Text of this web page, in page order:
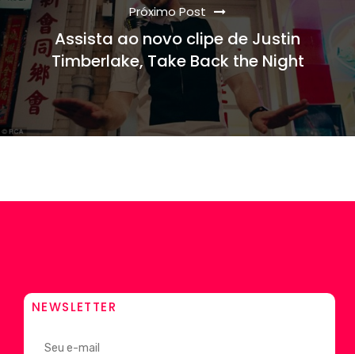
Próximo Post
Assista ao novo clipe de Justin
Timberlake, Take Back the Night
NEWSLETTER